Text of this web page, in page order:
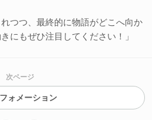
つつ、最終的に物語がどこへ向か
にもぜひ注目してください！」
次ページ
ォメーション